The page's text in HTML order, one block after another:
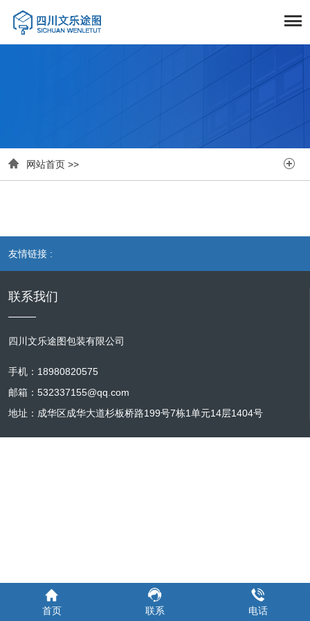
 网站首页 >> 
友情链接 :
联系我们
四川文乐途图包装有限公司
手机：18980820575
邮箱：532337155@qq.com
地址：成华区成华大道杉板桥路199号7栋1单元14层1404号
首页 联系 电话